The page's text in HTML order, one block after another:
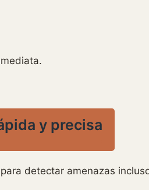
y precisa
detectar amenazas